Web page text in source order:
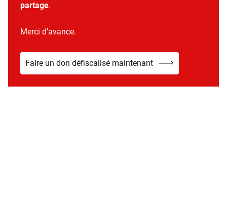
partage.
Merci d’avance.
Faire un don défiscalisé maintenant